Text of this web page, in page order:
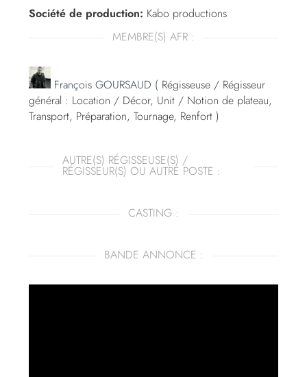
Société de production: Kabo productions
MEMBRE(S) AFR :
François GOURSAUD ( Régisseuse / Régisseur
général : Location / Décor, Unit / Notion de plateau,
Transport, Préparation, Tournage, Renfort )
AUTRE(S) RÉGISSEUSE(S) /
RÉGISSEUR(S) OU AUTRE POSTE :
CASTING :
BANDE ANNONCE :